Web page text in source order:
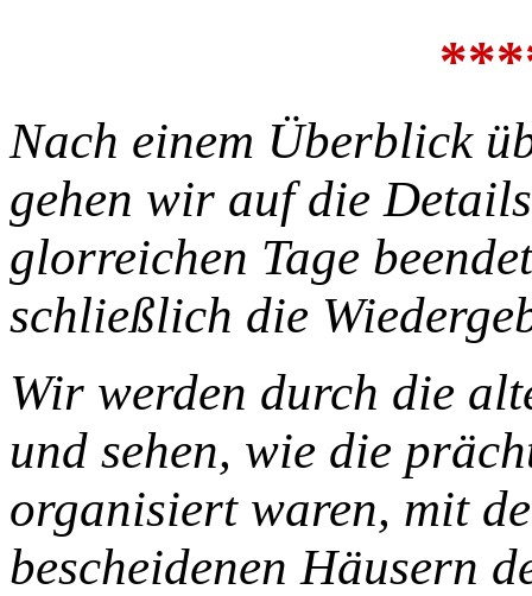
Nach einem Überblick
gehen wir auf die
glorreichen Tage
schließlich die
Wir werden durch die
und sehen, wie die
organisiert waren, mit
bescheidenen Häusern